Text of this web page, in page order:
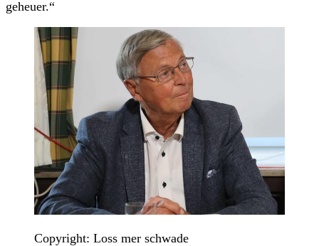
geheuer.“
Copyright: Loss mer schwade